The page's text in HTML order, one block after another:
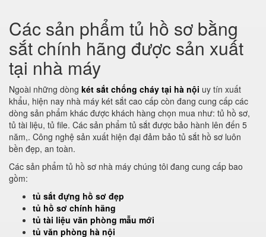
Các sản phẩm tủ hồ sơ bằng
sắt chính hãng được sản xuất
tại nhà máy
Ngoài những dòng két sắt chống cháy tại hà nội uy tín xuất
khẩu, hiện nay nhà máy két sắt cao cấp còn đang cung cấp các
dòng sản phẩm khác được khách hàng chọn mua như: tủ hồ sơ,
tủ tài liệu, tủ file. Các sản phẩm tủ sắt được bảo hành lên đến 5
năm,. Công nghệ sản xuất hiện đại đảm bảo tủ sắt hồ sơ luôn
bền đẹp, an toàn.
Các sản phẩm tủ hồ sơ nhà máy chúng tôi đang cung cấp bao
gồm:
tủ sắt đựng hồ sơ đẹp
tủ hồ sơ chính hãng
tủ tài liệu văn phòng mẫu mới
tủ văn phòng hà nội